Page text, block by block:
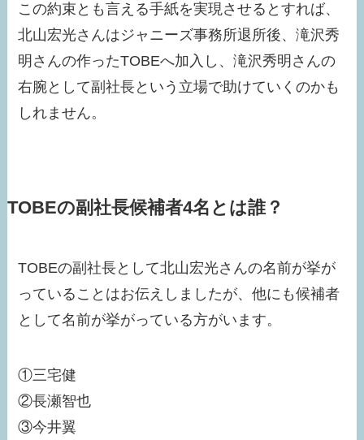
この約束とも言える手紙を実現させるとすれば、
北山宏光さんはジャニーズ事務所退所後、滝沢秀
明さんの作ったTOBEへ加入し、滝沢秀明さんの
右腕として副社長という立場で助けていくのかも
しれません。
TOBEの副社長候補者4名とは誰？
TOBEの副社長として北山宏光さんの名前が挙が
っていることはお伝えしましたが、他にも候補者
として名前が挙がっている方がいます。
①三宅健
②長瀬智也
③今井翼